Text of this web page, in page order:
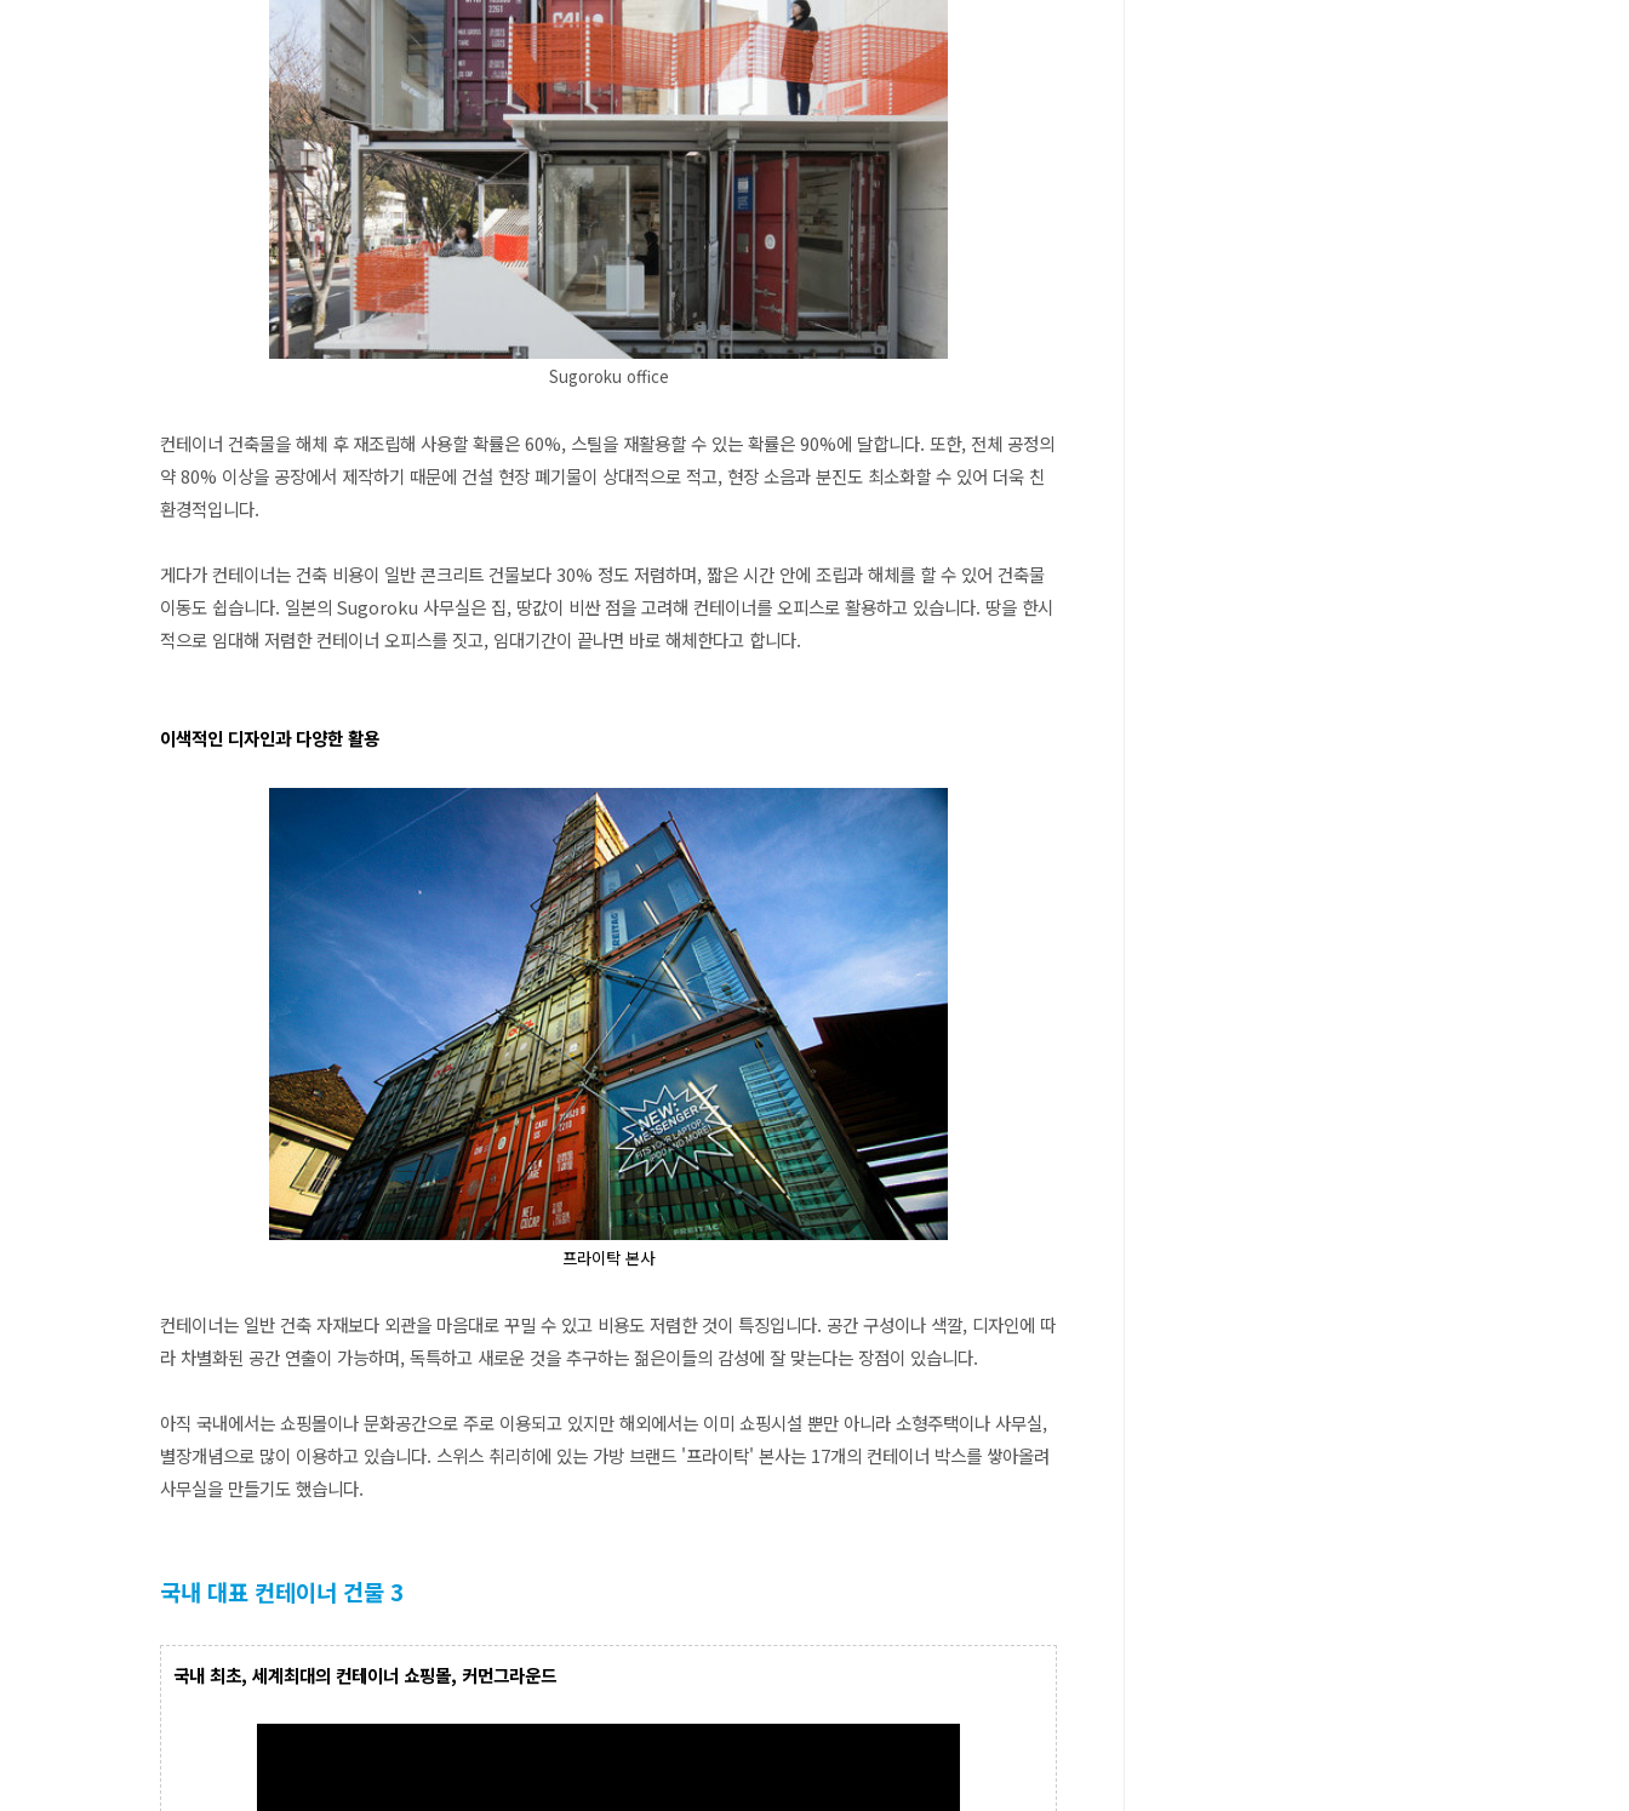
Sugoroku office
컨테이너 건축물을 해체 후 재조립해 사용할 확률은 60%, 스틸을 재활용할 수 있는 확률은 90%에 달합니다. 또한, 전체 공정의
약 80% 이상을 공장에서 제작하기 때문에 건설 현장 폐기물이 상대적으로 적고, 현장 소음과 분진도 최소화할 수 있어 더욱 친
환경적입니다.
게다가 컨테이너는 건축 비용이 일반 콘크리트 건물보다 30% 정도 저렴하며, 짧은 시간 안에 조립과 해체를 할 수 있어 건축물
이동도 쉽습니다. 일본의 Sugoroku 사무실은 집, 땅값이 비싼 점을 고려해 컨테이너를 오피스로 활용하고 있습니다. 땅을 한시
적으로 임대해 저렴한 컨테이너 오피스를 짓고, 임대기간이 끝나면 바로 해체한다고 합니다.
이색적인 디자인과 다양한 활용
프라이탁 본사
컨테이너는 일반 건축 자재보다 외관을 마음대로 꾸밀 수 있고 비용도 저렴한 것이 특징입니다. 공간 구성이나 색깔, 디자인에 따
라 차별화된 공간 연출이 가능하며, 독특하고 새로운 것을 추구하는 젊은이들의 감성에 잘 맞는다는 장점이 있습니다.
아직 국내에서는 쇼핑몰이나 문화공간으로 주로 이용되고 있지만 해외에서는 이미 쇼핑시설 뿐만 아니라 소형주택이나 사무실,
별장개념으로 많이 이용하고 있습니다. 스위스 취리히에 있는 가방 브랜드 '프라이탁' 본사는 17개의 컨테이너 박스를 쌓아올려
사무실을 만들기도 했습니다.
국내 대표 컨테이너 건물 3
국내 최초, 세계최대의 컨테이너 쇼핑몰, 커먼그라운드